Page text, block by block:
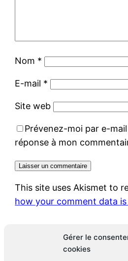
Gérer le
cookies
Nom *
E-mail *
Site web
Prévenez-moi par e-
réponse à mon
This site uses Akismet to
how your comment data